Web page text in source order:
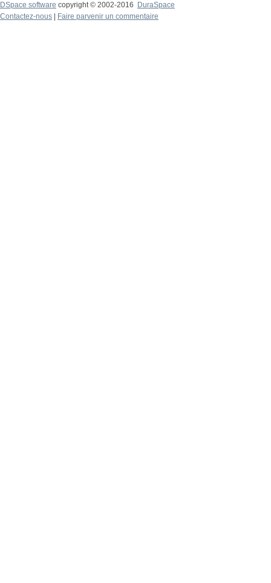
DSpace software copyright © 2002-2016
DuraSpace
Contactez-nous
Faire parvenir un commentaire